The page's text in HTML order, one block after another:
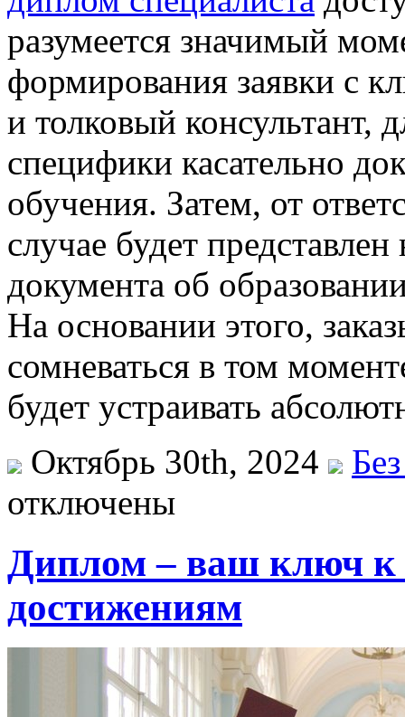
разумеется значимый
формирования заявки с
и толковый консультант,
специфики касательно
обучения. Затем, от
случае будет
документа об
На основании этого,
сомневаться в том
будет устраивать
Октябрь 30th, 2024
отключены
Диплом – ваш ключ
достижениям